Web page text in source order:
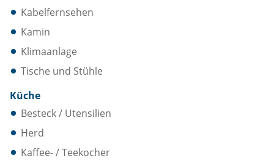
Kabelfernsehen
Kamin
Klimaanlage
Tische und Stühle
Küche
Besteck / Utensilien
Herd
Kaffee- / Teekocher